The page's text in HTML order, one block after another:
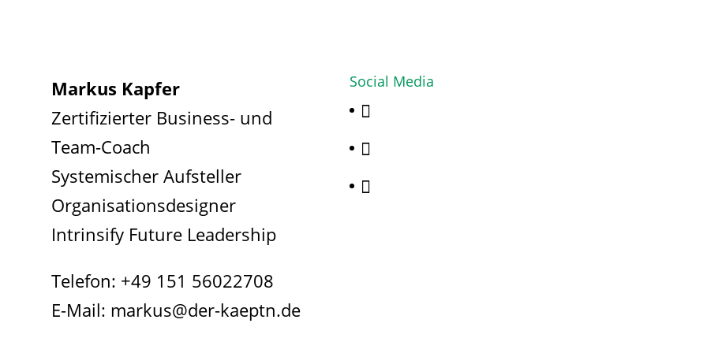
Markus Kapfer
Zertifizierter Business- und
Team-Coach
Systemischer Aufsteller
Organisationsdesigner
Intrinsify Future Leadership
Telefon: +49 151 56022708
E-Mail: markus@der-kaeptn.de
Social Media


